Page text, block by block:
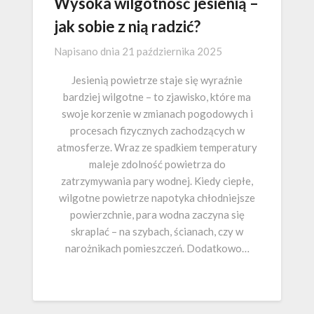
jak sobie z nią radzić?
Napisano dnia 21 października 2025
Jesienią powietrze staje się wyraźnie
bardziej wilgotne – to zjawisko, które ma
swoje korzenie w zmianach pogodowych i
procesach fizycznych zachodzących w
atmosferze. Wraz ze spadkiem temperatury
maleje zdolność powietrza do
zatrzymywania pary wodnej. Kiedy ciepłe,
wilgotne powietrze napotyka chłodniejsze
powierzchnie, para wodna zaczyna się
skraplać – na szybach, ścianach, czy w
narożnikach pomieszczeń. Dodatkowo…